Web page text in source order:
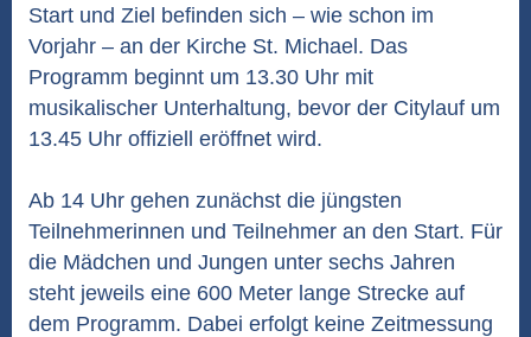
Start und Ziel befinden sich – wie schon im
Vorjahr – an der Kirche St. Michael. Das
Programm beginnt um 13.30 Uhr mit
musikalischer Unterhaltung, bevor der Citylauf um
13.45 Uhr offiziell eröffnet wird.
Ab 14 Uhr gehen zunächst die jüngsten
Teilnehmerinnen und Teilnehmer an den Start. Für
die Mädchen und Jungen unter sechs Jahren
steht jeweils eine 600 Meter lange Strecke auf
dem Programm. Dabei erfolgt keine Zeitmessung